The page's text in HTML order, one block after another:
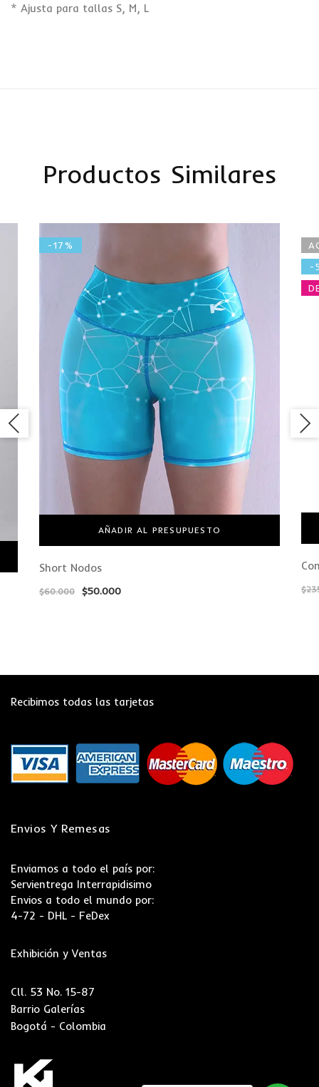
* Ajusta para tallas S, M, L
Productos Similares
-17%
AÑADIR AL PRESUPUESTO
Short Nodos
$60.000 $50.000
-
$
Recibimos todas las tarjetas
Envios Y Remesas
Enviamos a todo el país por:
Servientrega Interrapidisimo
Envios a todo el mundo por:
4-72 - DHL - FeDex
Exhibición y Ventas
Cll. 53 No. 15-87
Barrio Galerías
Bogotá - Colombia